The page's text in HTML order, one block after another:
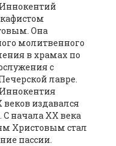
Она
молитвенного
в храмах по
с
лавре.
издавался
начала XX века
Христовым стал
пассии.